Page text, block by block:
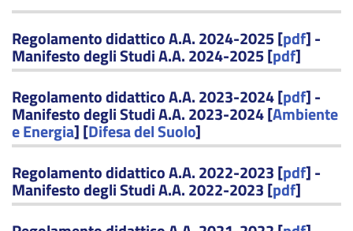
Regolamento didattico A.A. 2024-2025 [pdf] -
Manifesto degli Studi A.A. 2024-2025 [pdf]
Regolamento didattico A.A. 2023-2024 [pdf] -
Manifesto degli Studi A.A. 2023-2024 [Ambiente
e Energia] [Difesa del Suolo]
Regolamento didattico A.A. 2022-2023 [pdf] -
Manifesto degli Studi A.A. 2022-2023 [pdf]